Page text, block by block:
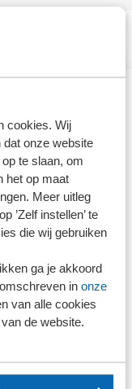
cookies. Wij
onze website
te slaan, om
het op maat
Meer uitleg
’Zelf instellen’ te
die wij gebruiken
ga je akkoord
in onze
van alle cookies
de website.